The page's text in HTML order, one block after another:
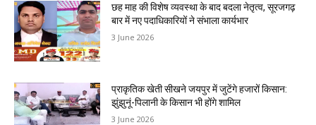
छह माह की विशेष व्यवस्था के बाद बदला नेतृत्व, सूरजगढ़
बार में नए पदाधिकारियों ने संभाला कार्यभार
3 June 2026
प्राकृतिक खेती सीखने जयपुर में जुटेंगे हजारों किसान:
झुंझुनूं-पिलानी के किसान भी होंगे शामिल
3 June 2026